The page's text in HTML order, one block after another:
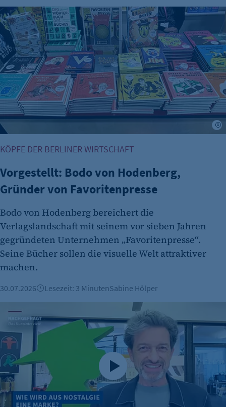
Vorgestellt: Bodo von Hodenberg, Gründer von
KÖPFE DER BERLINER WIRTSCHAFT
Vorgestellt: Bodo von Hodenberg,
Gründer von Favoritenpresse
Bodo von Hodenberg bereichert die
Verlagslandschaft mit seinem vor sieben Jahren
gegründeten Unternehmen „Favoritenpresse“.
Seine Bücher sollen die visuelle Welt attraktiver
machen.
30.07.2026 Lesezeit: 3 MinutenSabine Hölper
30 Jahre Ampelmann: Vom Verkehrszeichen zur Berliner